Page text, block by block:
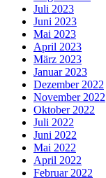
Juli 2023
Juni 2023
Mai 2023
April 2023
März 2023
Januar 2023
Dezember 2022
November 2022
Oktober 2022
Juli 2022
Juni 2022
Mai 2022
April 2022
Februar 2022